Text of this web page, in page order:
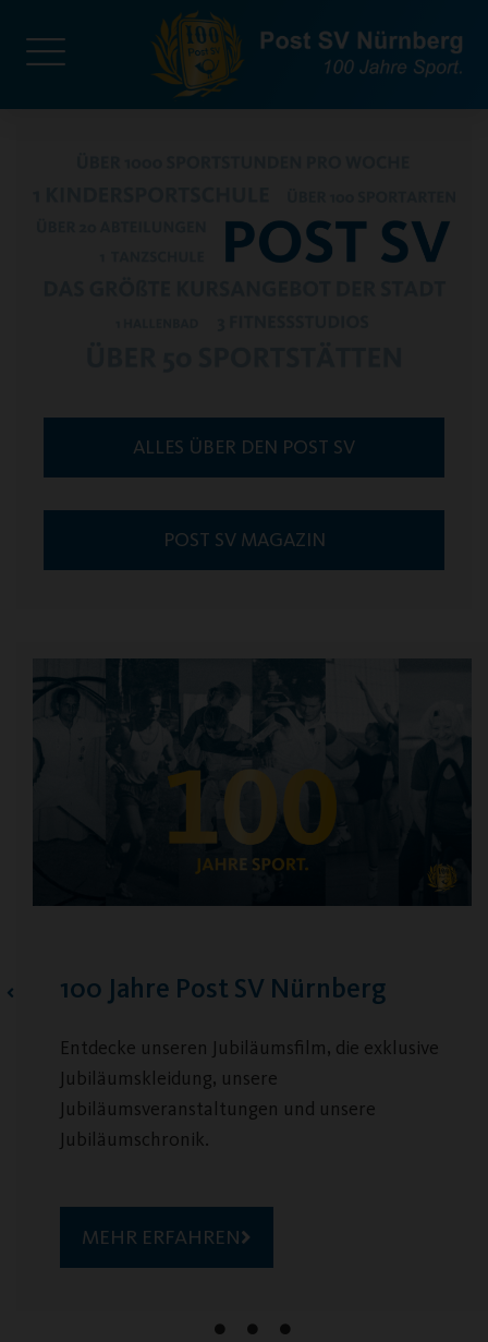
ALLES ÜBER DEN POST SV
POST SV MAGAZIN
Jobs & Ehrenamt beim Post SV
Viele spannende Aufgaben warten auf dich!
MEHR ERFAHREN